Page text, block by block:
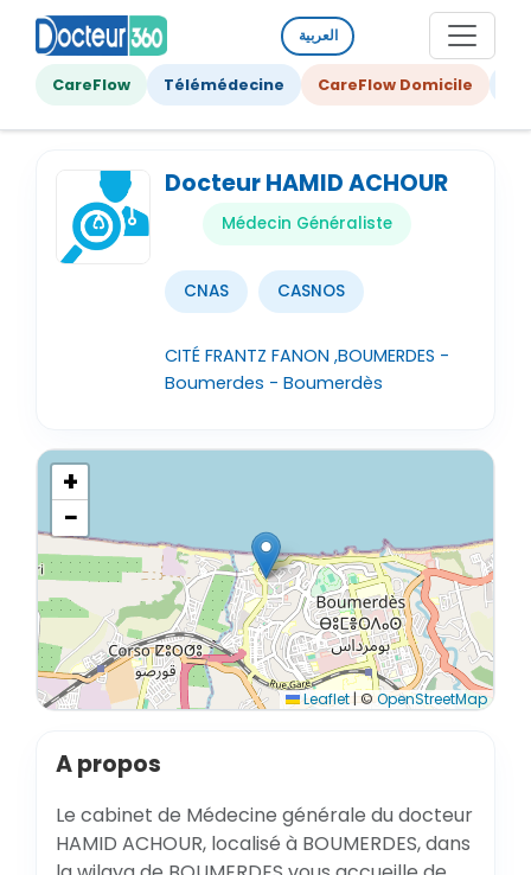
العربية
CareFlow Télémédecine CareFlow Domicile
Docteur HAMID ACHOUR
Médecin Généraliste
CNAS CASNOS
CITÉ FRANTZ FANON ,BOUMERDES -
Boumerdes - Boumerdès
+
−
Leaflet|©OpenStreetMap
A propos
Le cabinet de Médecine générale du docteur
HAMID ACHOUR, localisé à BOUMERDES, dans